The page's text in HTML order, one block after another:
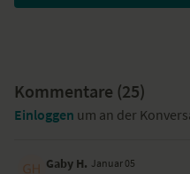
Kommentare (25)
Einloggen um an der
Gaby H. Januar 05